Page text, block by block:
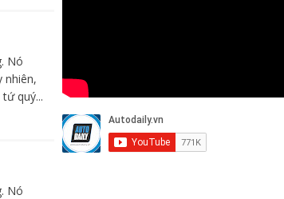
Nó
nhiên,
quý...
Nó